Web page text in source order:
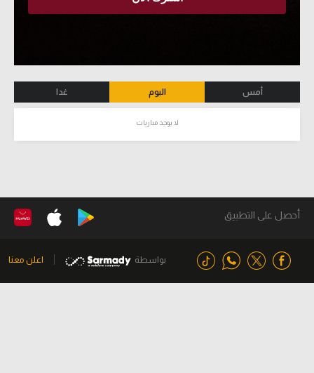
أمس اليوم غدا
لا يوجد مباريات
أحصل على التطبيق
بواسطة اعلن معنا